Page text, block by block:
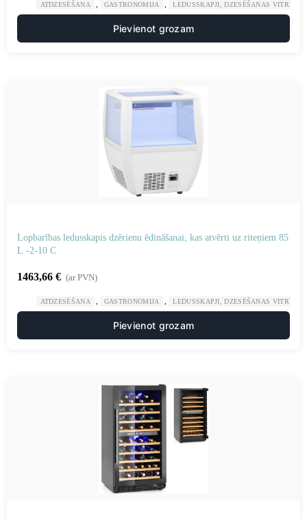
ATDZESĒŠANA GASTRONOMIJA LEDUSSKAPJI, DZESĒŠANAS VITRĪNAS
Pievienot grozam
Lopbarības ledusskapis dzērienu ēdināšanai, kas atvērti uz riteņiem 85
L -2-10 C
1463,66 € (ar PVN)
ATDZESĒŠANA GASTRONOMIJA LEDUSSKAPJI, DZESĒŠANAS VITRĪNAS
Pievienot grozam